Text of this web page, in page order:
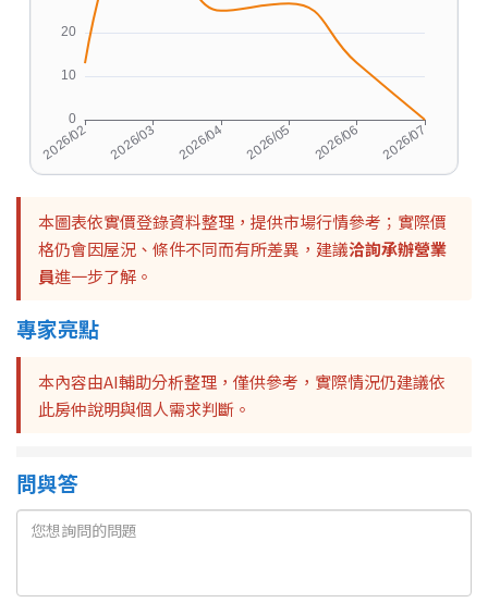
本圖表依實價登錄資料整理，提供市場行情參考；實際價
格仍會因屋況、條件不同而有所差異，建議洽詢承辦營業
員進一步了解。
專家亮點
本內容由AI輔助分析整理，僅供參考，實際情況仍建議依
此房仲說明與個人需求判斷。
問與答